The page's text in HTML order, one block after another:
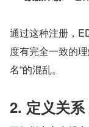
通过这种注册，
度有完全一致的
名”的混乱。
2. 定义关